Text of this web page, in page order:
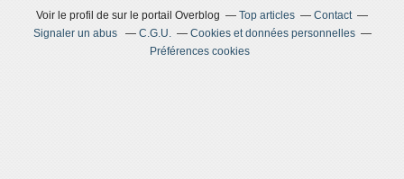
Voir le profil de sur le portail Overblog Top articles
Contact
Signaler un abus
C.G.U.
Cookies et données personnelles
Préférences cookies